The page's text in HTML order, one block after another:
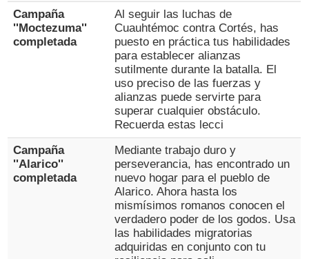
Campaña
''Moctezuma''
completada
Al seguir las luchas de
Cuauhtémoc contra Cortés, has
puesto en práctica tus habilidades
para establecer alianzas
sutilmente durante la batalla. El
uso preciso de las fuerzas y
alianzas puede servirte para
superar cualquier obstáculo.
Recuerda estas lecci
Campaña
''Alarico''
completada
Mediante trabajo duro y
perseverancia, has encontrado un
nuevo hogar para el pueblo de
Alarico. Ahora hasta los
mismísimos romanos conocen el
verdadero poder de los godos. Usa
las habilidades migratorias
adquiridas en conjunto con tu